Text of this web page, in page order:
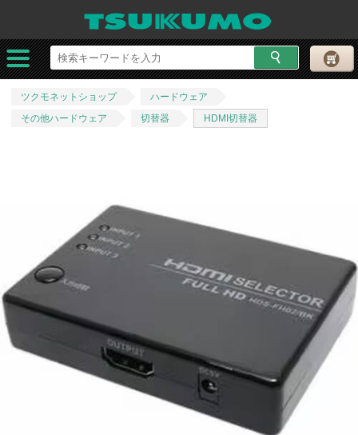
ツクモネットショップ
ハードウェア
その他ハードウェア
切替器 HDMI切替器